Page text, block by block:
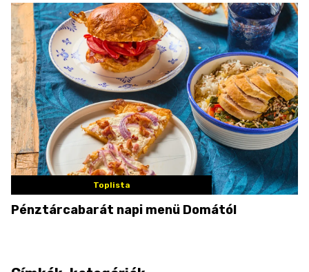
Toplista
Pénztárcabarát napi menü Domától